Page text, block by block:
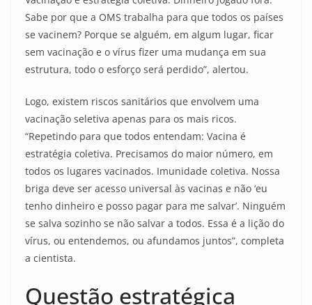
Sabe por que a OMS trabalha para que todos os países
se vacinem? Porque se alguém, em algum lugar, ficar
sem vacinação e o vírus fizer uma mudança em sua
estrutura, todo o esforço será perdido”, alertou.
Logo, existem riscos sanitários que envolvem uma
vacinação seletiva apenas para os mais ricos.
“Repetindo para que todos entendam: Vacina é
estratégia coletiva. Precisamos do maior número, em
todos os lugares vacinados. Imunidade coletiva. Nossa
briga deve ser acesso universal às vacinas e não ‘eu
tenho dinheiro e posso pagar para me salvar’. Ninguém
se salva sozinho se não salvar a todos. Essa é a lição do
vírus, ou entendemos, ou afundamos juntos”, completa
a cientista.
Questão estratégica